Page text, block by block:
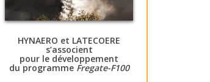
HYNAERO et LATECOERE
s’associent
pour le développement
du programme Fregate-F100